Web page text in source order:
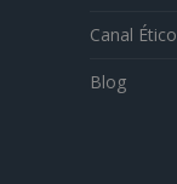
Canal Ético
Blog